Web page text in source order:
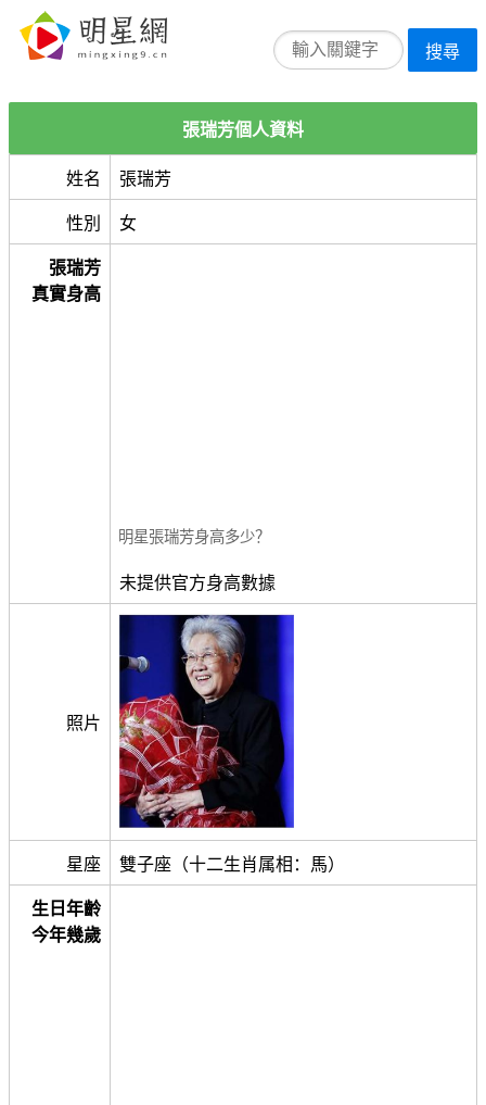
搜尋
張瑞芳個人資料
姓名 張瑞芳
性別 女
張瑞芳
真實身高
明星張瑞芳身高多少？
未提供官方身高數據
照片
星座 雙子座（十二生肖属相：馬）
生日年齡
今年幾歲